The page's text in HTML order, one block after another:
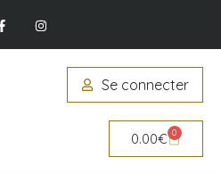
Se connecter
0.00€ 0